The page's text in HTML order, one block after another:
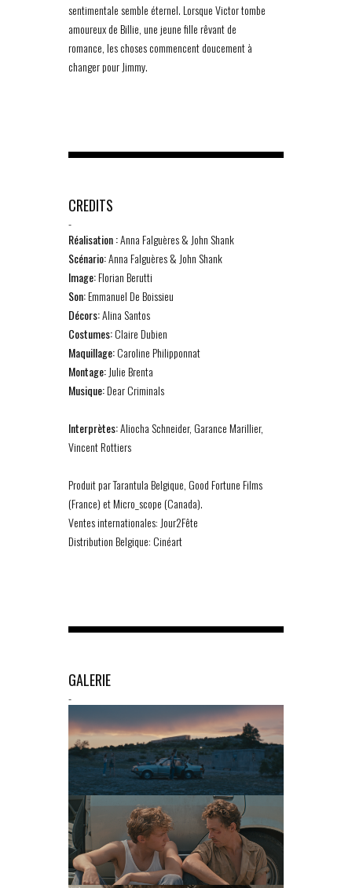
sentimentale semble éternel. Lorsque Victor tombe
amoureux de Billie, une jeune fille rêvant de
romance, les choses commencent doucement à
changer pour Jimmy.
CREDITS
-
Réalisation :Anna Falguères & John Shank
Scénario:Anna Falguères & John Shank
Image:Florian Berutti
Son:Emmanuel De Boissieu
Décors:Alina Santos
Costumes:Claire Dubien
Maquillage:Caroline Philipponnat
Montage:Julie Brenta
Musique:Dear Criminals
Interprètes:Aliocha Schneider, Garance Marillier,
Vincent Rottiers
Produit par Tarantula Belgique, Good Fortune Films
(France) et Micro_scope (Canada).
Ventes internationales: Jour2Fête
Distribution Belgique: Cinéart
GALERIE
-